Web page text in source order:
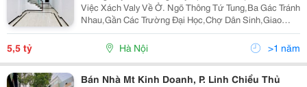
Việc Xách Valy Về Ở. Ngõ Thông Tứ Tung,Ba Gác Tránh
Nhau,Gần Các Trường Đại Học,Chợ Dân Sinh,Giao
Thông Vô Cùng Thuận Tiện. 33M X5 Tầng,Mặt Tiền
7.6M. Giá Chỉ 5.5 Tỷ,Có Thương Lượng Liên Hệ...
5,5 tỷ Hà Nội >1 năm
Bán Nhà Mt Kinh Doanh, P. Linh Chiểu Thủ